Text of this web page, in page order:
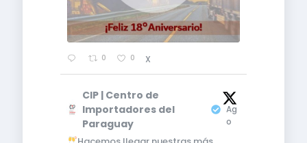
0 0 X
CIP | Centro de
Importadores del
Paraguay
5
Ag
o